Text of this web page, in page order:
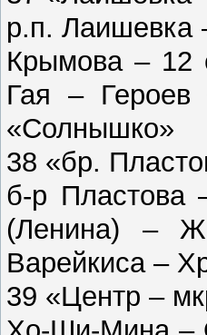
р.п. Лаишевка
Крымова – 12
Гая –
«Солнышко»
38 «бр.
б-р Пластова
(Ленина) –
Варейкиса –
39 «Центр –